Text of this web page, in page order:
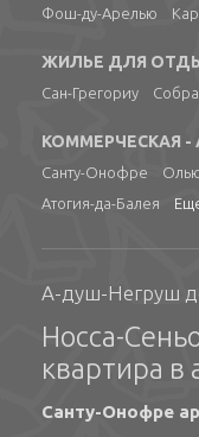
Фош-ду-Арелью
ЖИЛЬЕ ДЛЯ
Сан-Грегориу
КОММЕРЧЕСКАЯ -
Санту-Онофре
Атогия-да-Балея
А-душ-Негруш
Носса-
квартира в
Санту-Онофре